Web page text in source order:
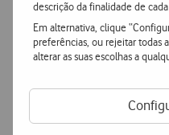
descrição da finalidade de cada
Em alternativa, clique
preferências, ou rejeitar todas
alterar as suas escolhas a
Entrega grátise
Encomende hoje
Pagamento